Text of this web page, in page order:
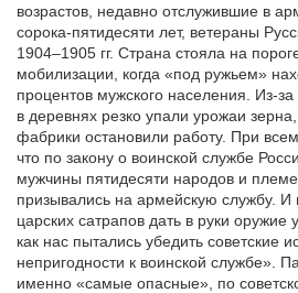
возрастов, недавно отслужившие в
сорока-пятидесяти лет, ветераны
1904–1905 гг. Страна стояла на
мобилизации, когда «под ружьем»
процентов мужского населения. Из-за
в деревнях резко упали урожаи
фабрики остановили работу. При
что по закону о воинской службе
мужчины пятидесяти народов и
призывались на армейскую службу. И
царских сатрапов дать в руки оружие
как нас пытались убедить советские
непригодности к воинской службе».
именно «самые опасные», по